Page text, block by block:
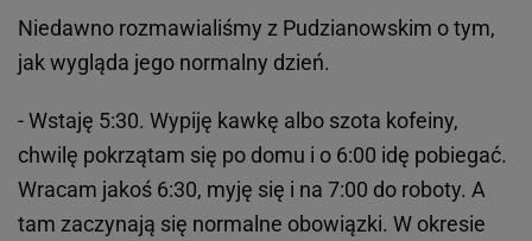
Niedawno rozmawialiśmy z Pudzianowskim o tym,
jak wygląda jego normalny dzień.
- Wstaję 5:30. Wypiję kawkę albo szota kofeiny,
chwilę pokrzątam się po domu i o 6:00 idę pobiegać.
Wracam jakoś 6:30, myję się i na 7:00 do roboty. A
tam zaczynają się normalne obowiązki. W okresie